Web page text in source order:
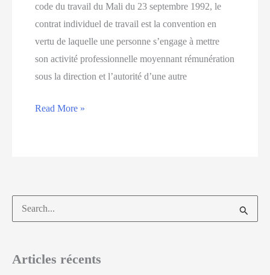
code du travail du Mali du 23 septembre 1992, le
contrat individuel de travail est la convention en
vertu de laquelle une personne s’engage à mettre
son activité professionnelle moyennant rémunération
sous la direction et l’autorité d’une autre
Read More »
Articles récents